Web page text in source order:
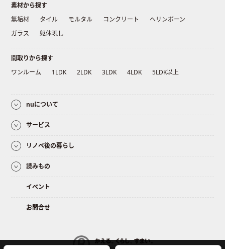
素材から探す
無垢材
タイル モルタル コンクリート
ヘリンボーン
ガラス
躯体現し
間取りから探す
ワンルーム
1LDK 2LDK 3LDK 4LDK 5LDK以上
nuについて
サービス
リノベ後の暮らし
読みもの
イベント
お問合せ